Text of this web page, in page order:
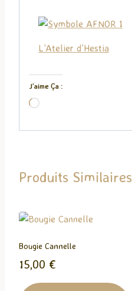
L’Atelier d’Hestia
J’aime Ça :
C
a
e
n
…
Produits Similaires
Bougie Cannelle
15,00 €